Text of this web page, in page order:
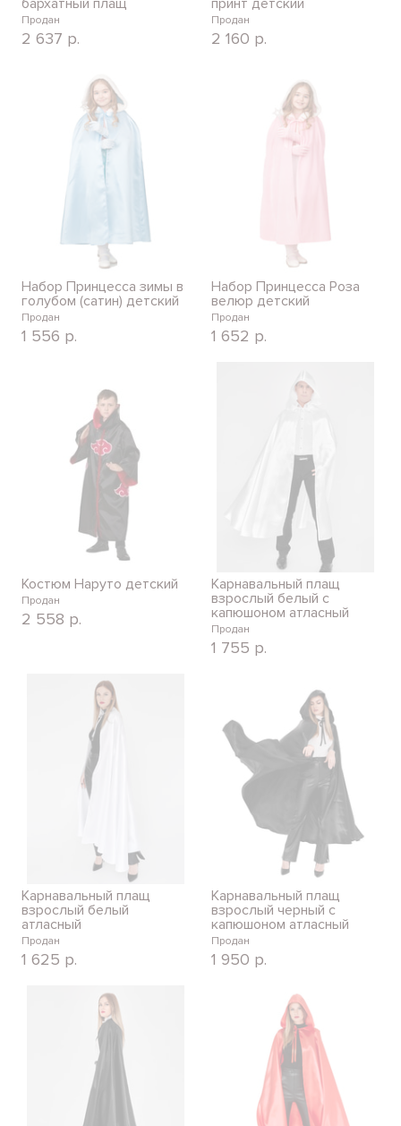
Продан
2 637 р.
Продан
2 160 р.
Набор Принцесса зимы в
голубом (сатин) детский
Продан
1 556 р.
Набор Принцесса Роза
велюр детский
Продан
1 652 р.
Костюм Наруто детский
Продан
2 558 р.
Карнавальный плащ
взрослый белый с
капюшоном атласный
Продан
1 755 р.
Карнавальный плащ
взрослый белый
атласный
Продан
1 625 р.
Карнавальный плащ
взрослый черный с
капюшоном атласный
Продан
1 950 р.